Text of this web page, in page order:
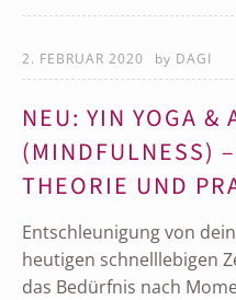
2. FEBRUAR 2020 by DAGI
NEU: YIN YOGA &
(MINDFULNESS)
THEORIE UND
Entschleunigung von
heutigen schnelllebigen
das Bedürfnis nach